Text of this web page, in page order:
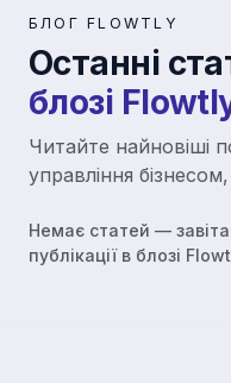
БЛОГ FLOWTLY
Останні
блозі
Читайте найновіші
управління
Немає статей —
публікації в блозі